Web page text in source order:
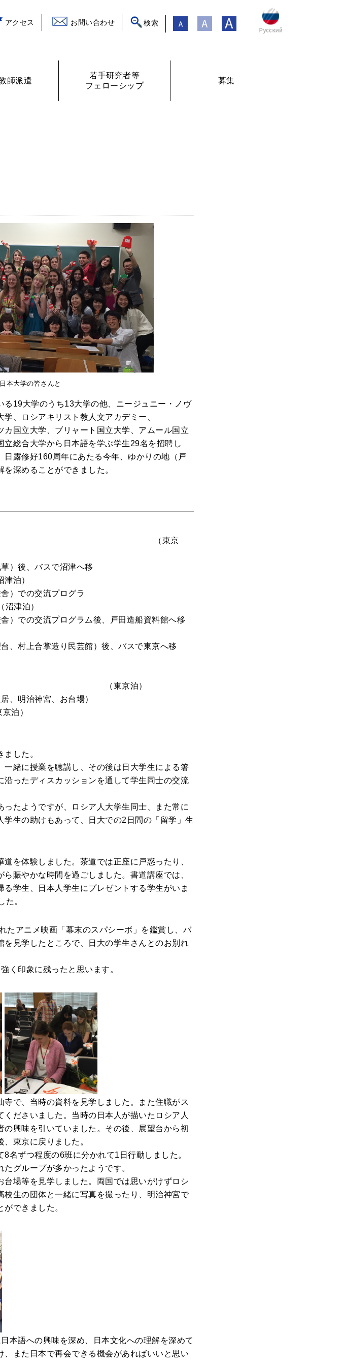
アクセス お問い合わせ 検索
師派遣
若手研究者等
フェローシップ
募集
本大学の皆さんと
19大学のうち13大学の他、ニージュニー・ノヴ
、ロシアキリスト教人文アカデミー、
国立大学、ブリャート国立大学、アムール国立
総合大学から日本語を学ぶ学生29名を招聘し
露修好160周年にあたる今年、ゆかりの地（戸
深めることができました。
京
）後、バスで沼津へ移
）での交流プログラ
）での交流プログラム後、戸田造船資料館へ移
、村上合掌造り民芸館）後、バスで東京へ移
泊）
、明治神宮、お台場）
した。
緒に授業を聴講し、その後は日大学生による箸
ったディスカッションを通して学生同士の交流
たようですが、ロシア人大学生同士、また常に
生の助けもあって、日大での2日間の「留学」生
を体験しました。茶道では正座に戸惑ったり、
賑やかな時間を過ごしました。書道講座では、
学生、日本人学生にプレゼントする学生がいま
た。
たアニメ映画「幕末のスパシーボ」を鑑賞し、バ
見学したところで、日大の学生さんとのお別れ
く印象に残ったと思います。
で、当時の資料を見学しました。また住職がス
ださいました。当時の日本人が描いたロシア人
興味を引いていました。その後、展望台から初
東京に戻りました。
名ずつ程度の6班に分かれて1日行動しました。
グループが多かったようです。
場等を見学しました。両国では思いがけずロシ
生の団体と一緒に写真を撮ったり、明治神宮で
できました。
本語への興味を深め、日本文化への理解を深めて
また日本で再会できる機会があればいいと思い